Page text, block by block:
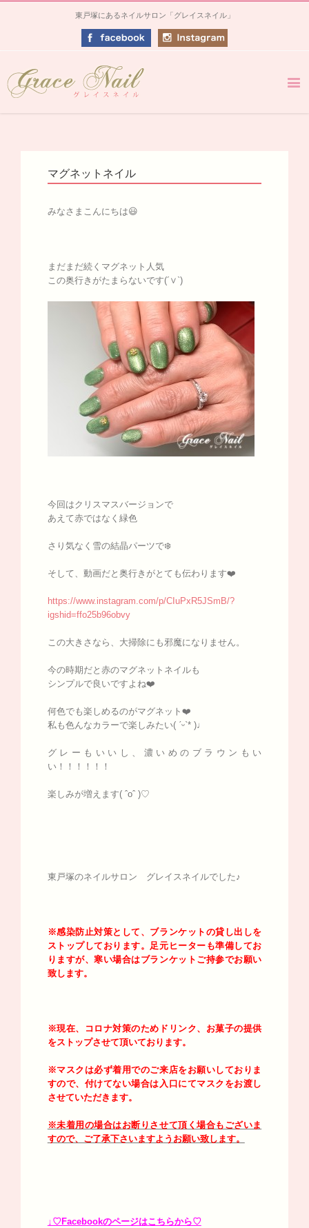
東戸塚にあるネイルサロン「グレイスネイル」
マグネットネイル
みなさまこんにちは😃
まだまだ続くマグネット人気
この奥行きがたまらないです(´∨`)
今回はクリスマスバージョンで
あえて赤ではなく緑色
さり気なく雪の結晶パーツで❄️
そして、動画だと奥行きがとても伝わります❤️
https://www.instagram.com/p/CIuPxR5JSmB/?
igshid=ffo25b96obvy
この大きさなら、大掃除にも邪魔になりません。
今の時期だと赤のマグネットネイルも
シンプルで良いですよね❤️
何色でも楽しめるのがマグネット❤️
私も色んなカラーで楽しみたい( ˊᵕˋ* )♩
グレーもいいし、濃いめのブラウンもい
い！！！！！！
楽しみが増えます( ˆoˆ )♡
東戸塚のネイルサロン グレイスネイルでした♪
※感染防止対策として、ブランケットの貸し出しを
ストップしております。足元ヒーターも準備してお
りますが、寒い場合はブランケットご持参でお願い
致します。
※現在、コロナ対策のためドリンク、お菓子の提供
をストップさせて頂いております。
※マスクは必ず着用でのご来店をお願いしておりま
すので、付けてない場合は入口にてマスクをお渡し
させていただきます。
※未着用の場合はお断りさせて頂く場合もございま
すので、ご了承下さいますようお願い致します。
↓♡Facebookのページはこちらから♡